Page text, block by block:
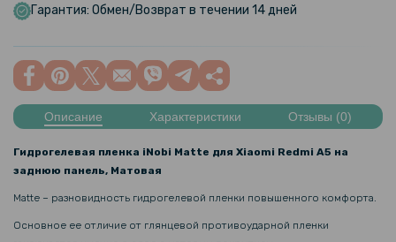
Чехол - книжка CaseMe для Xiaomi 14T Pro
329 грн
Кожаный чехол - накладка X&E для Xiaomi 14T Pro с металлической
вставкой
161 грн
189 грн
Закаленное защитное стекло Full Screen Tempered Glass для
Гарантия: Обмен/Возврат в течении 14 дней
Описание Характеристики Отзывы (0)
Гидрогелевая пленка iNobi Matte для Xiaomi Redmi A5 на
заднюю панель, Матовая
Matte – разновидность гидрогелевой пленки повышенного комфорта.
Основное ее отличие от глянцевой противоударной пленки